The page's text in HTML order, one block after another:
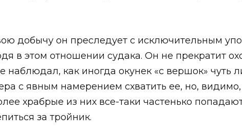
добычу он преследует с исключительным
в этом отношении судака. Он не прекратит
наблюдал, как иногда окунек «с вершок» чуть
с явным намерением схватить ее, но,
храбрые из них все-таки частенько
за тройник.